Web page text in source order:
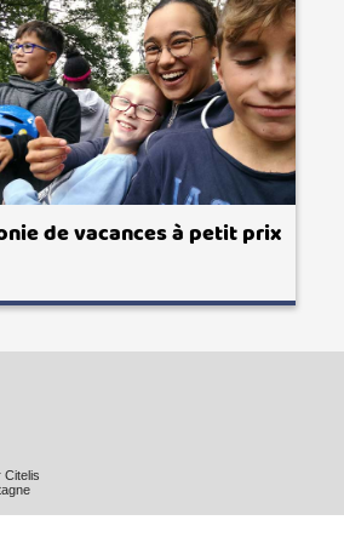
de vacances à petit prix
Citelis